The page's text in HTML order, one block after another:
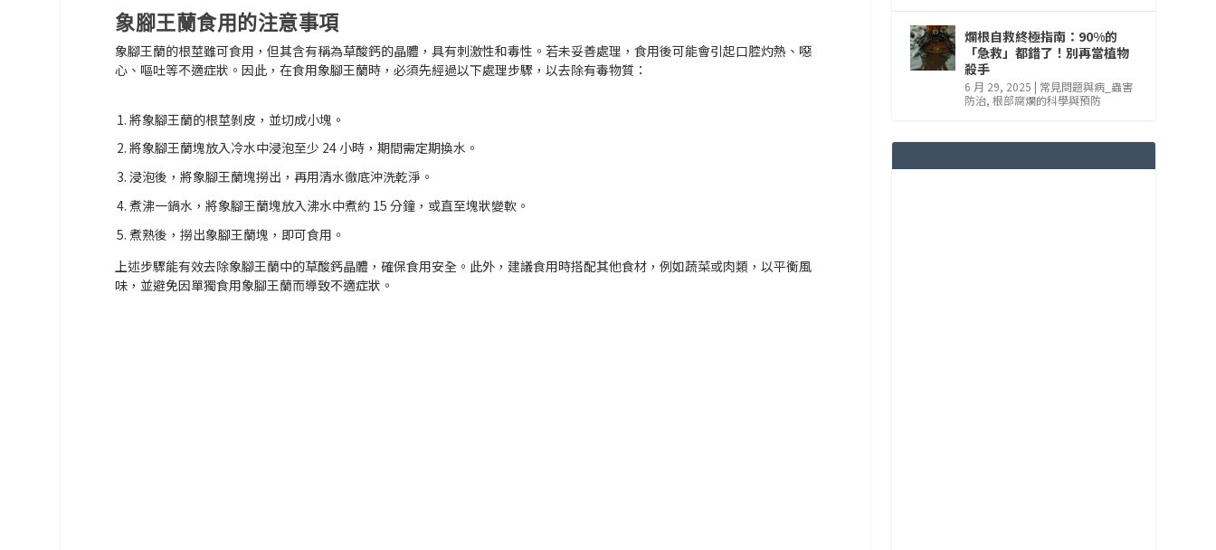
象腳王蘭食用的注意事項
象腳王蘭的根莖雖可食用，但其含有稱為草酸鈣的晶體，具有刺激性和毒性。若未妥善處理，食用後可能會引起口腔灼熱、噁
心、嘔吐等不適症狀。因此，在食用象腳王蘭時，必須先經過以下處理步驟，以去除有毒物質：
將象腳王蘭的根莖剝皮，並切成小塊。
將象腳王蘭塊放入冷水中浸泡至少 24 小時，期間需定期換水。
浸泡後，將象腳王蘭塊撈出，再用清水徹底沖洗乾淨。
煮沸一鍋水，將象腳王蘭塊放入沸水中煮約 15 分鐘，或直至塊狀變軟。
煮熟後，撈出象腳王蘭塊，即可食用。
上述步驟能有效去除象腳王蘭中的草酸鈣晶體，確保食用安全。此外，建議食用時搭配其他食材，例如蔬菜或肉類，以平衡風
味，並避免因單獨食用象腳王蘭而導致不適症狀。
爛根自救終極指南：90%的
「急救」都錯了！別再當植物
殺手
6 月 29, 2025 | 常見問題與病_蟲害
防治,根部腐爛的科學與預防